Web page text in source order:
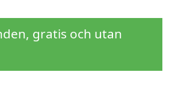
gratis och utan